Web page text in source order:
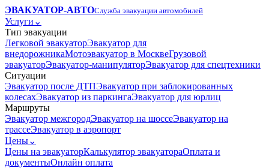
ЭВАКУАТОР-АВТОСлужба эвакуации автомобилей
Услуги ⌄
Тип эвакуации
Легковой эвакуаторЭвакуатор для
внедорожникаМотоэвакуатор в МосквеГрузовой
эвакуаторЭвакуатор-манипуляторЭвакуатор для спецтехники
Ситуации
Эвакуатор после ДТПЭвакуатор при заблокированных
колесахЭвакуатор из паркингаЭвакуатор для юрлиц
Маршруты
Эвакуатор межгородЭвакуатор на шоссеЭвакуатор на
трассеЭвакуатор в аэропорт
Цены⌄
Цены на эвакуаторКалькулятор эвакуатораОплата и
документыОнлайн оплата